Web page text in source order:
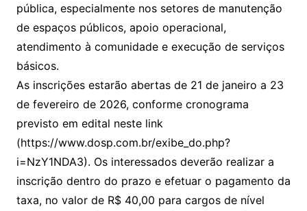
pública, especialmente nos setores de manutenção
de espaços públicos, apoio operacional,
atendimento à comunidade e execução de serviços
básicos.
As inscrições estarão abertas de 21 de janeiro a 23
de fevereiro de 2026, conforme cronograma
previsto em edital neste link
(https://www.dosp.com.br/exibe_do.php?
i=NzY1NDA3). Os interessados deverão realizar a
inscrição dentro do prazo e efetuar o pagamento da
taxa, no valor de R$ 40,00 para cargos de nível